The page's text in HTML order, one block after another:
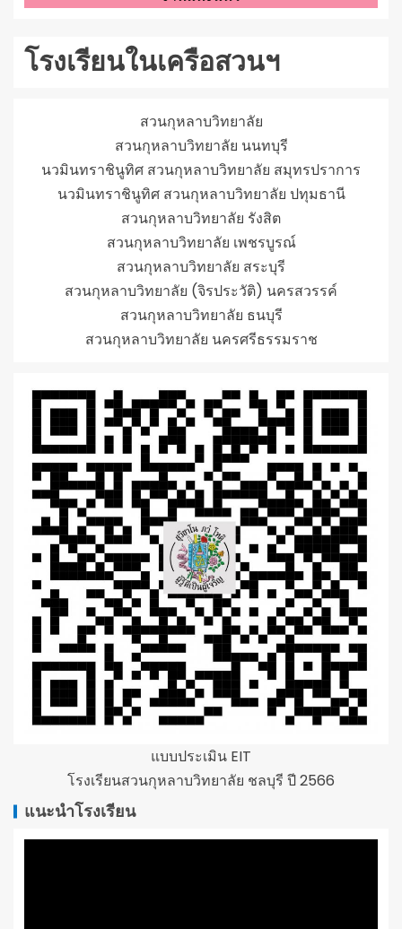
โรงเรียนในเครือสวนฯ
สวนกุหลาบวิทยาลัย
สวนกุหลาบวิทยาลัย นนทบุรี
นวมินทราชินูทิศ สวนกุหลาบวิทยาลัย สมุทรปราการ
นวมินทราชินูทิศ สวนกุหลาบวิทยาลัย ปทุมธานี
สวนกุหลาบวิทยาลัย รังสิต
สวนกุหลาบวิทยาลัย เพชรบูรณ์
สวนกุหลาบวิทยาลัย สระบุรี
สวนกุหลาบวิทยาลัย (จิรประวัติ) นครสวรรค์
สวนกุหลาบวิทยาลัย ธนบุรี
สวนกุหลาบวิทยาลัย นครศรีธรรมราช
แบบประเมิน EIT
โรงเรียนสวนกุหลาบวิทยาลัย ชลบุรี ปี 2566
แนะนำโรงเรียน